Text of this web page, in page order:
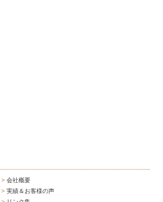
会社概要
実績＆お客様の声